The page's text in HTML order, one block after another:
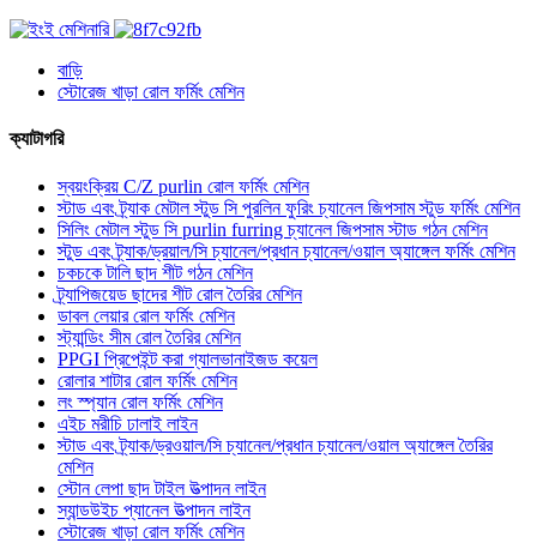
বাড়ি
স্টোরেজ খাড়া রোল ফর্মিং মেশিন
ক্যাটাগরি
স্বয়ংক্রিয় C/Z purlin রোল ফর্মিং মেশিন
স্টাড এবং ট্র্যাক মেটাল স্টুড সি পুরলিন ফুরিং চ্যানেল জিপসাম স্টুড ফর্মিং মেশিন
সিলিং মেটাল স্টুড সি purlin furring চ্যানেল জিপসাম স্টাড গঠন মেশিন
স্টুড এবং ট্র্যাক/ড্রয়াল/সি চ্যানেল/প্রধান চ্যানেল/ওয়াল অ্যাঙ্গেল ফর্মিং মেশিন
চকচকে টালি ছাদ শীট গঠন মেশিন
ট্র্যাপিজয়েড ছাদের শীট রোল তৈরির মেশিন
ডাবল লেয়ার রোল ফর্মিং মেশিন
স্ট্যান্ডিং সীম রোল তৈরির মেশিন
PPGI প্রিপেইন্ট করা গ্যালভানাইজড কয়েল
রোলার শাটার রোল ফর্মিং মেশিন
লং স্প্যান রোল ফর্মিং মেশিন
এইচ মরীচি ঢালাই লাইন
স্টাড এবং ট্র্যাক/ড্রওয়াল/সি চ্যানেল/প্রধান চ্যানেল/ওয়াল অ্যাঙ্গেল তৈরির
মেশিন
স্টোন লেপা ছাদ টাইল উত্পাদন লাইন
স্যান্ডউইচ প্যানেল উত্পাদন লাইন
স্টোরেজ খাড়া রোল ফর্মিং মেশিন